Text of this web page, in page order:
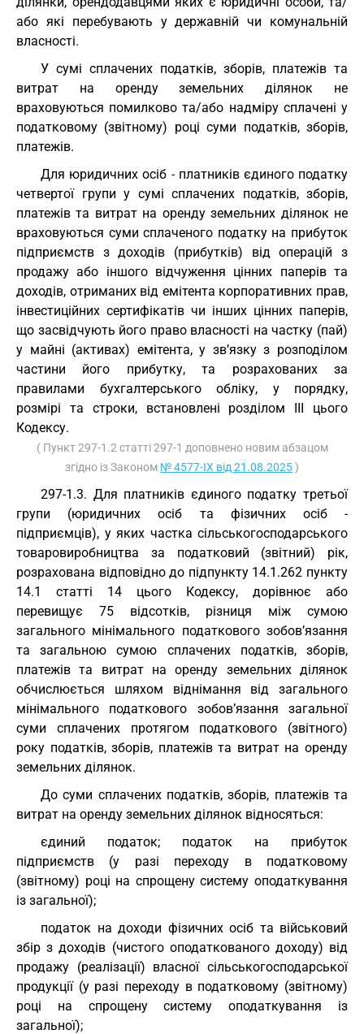
або які перебувають у державній чи комунальній
власності.
У сумі сплачених податків, зборів, платежів та
витрат на оренду земельних ділянок не
враховуються помилково та/або надміру сплачені у
податковому (звітному) році суми податків, зборів,
платежів.
Для юридичних осіб - платників єдиного податку
четвертої групи у сумі сплачених податків, зборів,
платежів та витрат на оренду земельних ділянок не
враховуються суми сплаченого податку на прибуток
підприємств з доходів (прибутків) від операцій з
продажу або іншого відчуження цінних паперів та
доходів, отриманих від емітента корпоративних прав,
інвестиційних сертифікатів чи інших цінних паперів,
що засвідчують його право власності на частку (пай)
у майні (активах) емітента, у зв’язку з розподілом
частини його прибутку, та розрахованих за
правилами бухгалтерського обліку, у порядку,
розмірі та строки, встановлені розділом III цього
Кодексу.
( Пункт 297-1.2 статті 297-1 доповнено новим абзацом
згідно із Законом № 4577-IX від 21.08.2025)
297-1.3. Для платників єдиного податку третьої
групи (юридичних осіб та фізичних осіб -
підприємців), у яких частка сільськогосподарського
товаровиробництва за податковий (звітний) рік,
розрахована відповідно до підпункту 14.1.262 пункту
14.1 статті 14 цього Кодексу, дорівнює або
перевищує 75 відсотків, різниця між сумою
загального мінімального податкового зобов’язання
та загальною сумою сплачених податків, зборів,
платежів та витрат на оренду земельних ділянок
обчислюється шляхом віднімання від загального
мінімального податкового зобов’язання загальної
суми сплачених протягом податкового (звітного)
року податків, зборів, платежів та витрат на оренду
земельних ділянок.
До суми сплачених податків, зборів, платежів та
витрат на оренду земельних ділянок відносяться:
єдиний податок; податок на прибуток
підприємств (у разі переходу в податковому
(звітному) році на спрощену систему оподаткування
із загальної);
податок на доходи фізичних осіб та військовий
збір з доходів (чистого оподаткованого доходу) від
продажу (реалізації) власної сільськогосподарської
продукції (у разі переходу в податковому (звітному)
році на спрощену систему оподаткування із
загальної);